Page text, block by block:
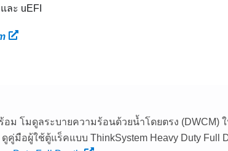
ละ uEFI
อม โมดูลระบายความร้อนด้วยน้ำโดยตรง (DWCM)
คู่มือผู้ใช้ตู้แร็คแบบ ThinkSystem Heavy Duty Full